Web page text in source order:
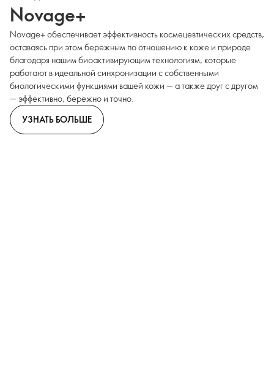
Novage+
Novage+ обеспечивает эффективность космецевтических средств,
оставаясь при этом бережным по отношению к коже и природе
благодаря нашим биоактивирующим технологиям, которые
работают в идеальной синхронизации с собственными
биологическими функциями вашей кожи — а также друг с другом
— эффективно, бережно и точно.
УЗНАТЬ БОЛЬШЕ